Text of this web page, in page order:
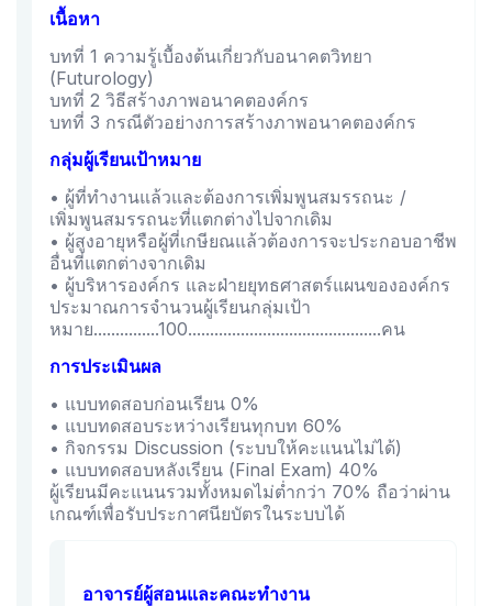
เนื้อหา
บทที่ 1 ความรู้เบื้องต้นเกี่ยวกับอนาคตวิทยา
(Futurology)
บทที่ 2 วิธีสร้างภาพอนาคตองค์กร
บทที่ 3 กรณีตัวอย่างการสร้างภาพอนาคตองค์กร
กลุ่มผู้เรียนเป้าหมาย
• ผู้ที่ทำงานแล้วและต้องการเพิ่มพูนสมรรถนะ /
เพิ่มพูนสมรรถนะที่แตกต่างไปจากเดิม
• ผู้สูงอายุหรือผู้ที่เกษียณแล้วต้องการจะประกอบอาชีพ
อื่นที่แตกต่างจากเดิม
• ผู้บริหารองค์กร และฝ่ายยุทธศาสตร์แผนขององค์กร
ประมาณการจำนวนผู้เรียนกลุ่มเป้า
หมาย...............100............................................คน
การประเมินผล
• แบบทดสอบก่อนเรียน 0%
• แบบทดสอบระหว่างเรียนทุกบท 60%
• กิจกรรม Discussion (ระบบให้คะแนนไม่ได้)
• แบบทดสอบหลังเรียน (Final Exam) 40%
ผู้เรียนมีคะแนนรวมทั้งหมดไม่ต่ำกว่า 70% ถือว่าผ่าน
เกณฑ์เพื่อรับประกาศนียบัตรในระบบได้
อาจารย์ผู้สอนและคณะทำงาน